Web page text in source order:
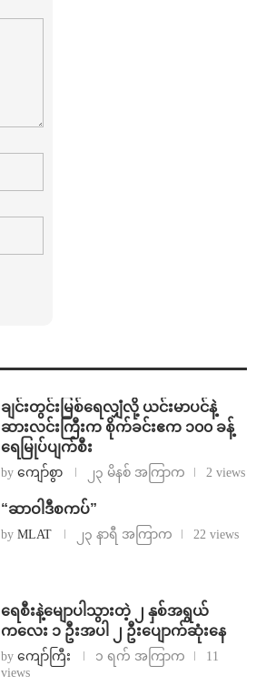
ချင်းတွင်းမြစ်ရေလျှံလို့ ယင်းမာပင်နဲ့
ဆားလင်းကြီးက စိုက်ခင်းဧက ၁၀၀ ခန့်
ရေမြုပ်ပျက်စီး
by ကျော်စွာ ၂၃ မိနစ် အကြာက 2 views
“ဆာဝါဒီစကပ်”
by MLAT ၂၃ နာရီ အကြာက 22 views
ရေစီးနဲ့မျောပါသွားတဲ့ ၂ နှစ်အရွယ်
ကလေး ၁ ဦးအပါ ၂ ဦးပျောက်ဆုံးနေ
by ကျော်ကြီး ၁ ရက် အကြာက
11
views